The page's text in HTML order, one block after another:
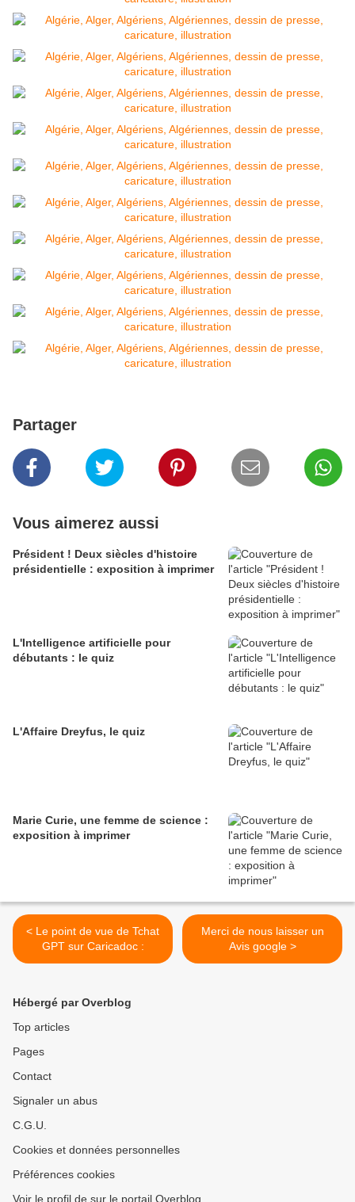
Partager
Vous aimerez aussi
Président ! Deux siècles d'histoire
présidentielle : exposition à imprimer
L'Intelligence artificielle pour
débutants : le quiz
L'Affaire Dreyfus, le quiz
Marie Curie, une femme de science :
exposition à imprimer
< Le point de vue de Tchat
GPT sur Caricadoc :
Merci de nous laisser un
Avis google >
Hébergé par Overblog
Top articles
Pages
Contact
Signaler un abus
C.G.U.
Cookies et données personnelles
Préférences cookies
Voir le profil de sur le portail Overblog